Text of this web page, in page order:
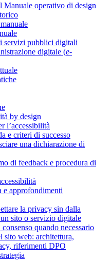
Manuale operativo di design
servizi pubblici digitali
digitale (e-
by design
l’accessibilità
e criteri di successo
una dichiarazione di
di feedback e procedura di
e approfondimenti
la privacy sin dalla
sito o servizio digitale
quando necessario
sito web: architettura,
riferimenti DPO